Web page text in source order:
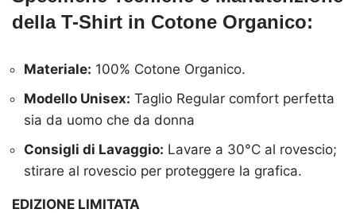
della T-Shirt in Cotone Organico:
Materiale: 100% Cotone Organico.
Modello Unisex: Taglio Regular comfort perfetta
sia da uomo che da donna
Consigli di Lavaggio: Lavare a 30°C al rovescio;
stirare al rovescio per proteggere la grafica.
EDIZIONE LIMITATA